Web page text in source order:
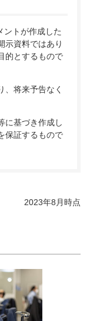
ントが作成した
示資料ではあり
的とするもので
、将来予告なく
に基づき作成し
保証するもので
2023年8月時点